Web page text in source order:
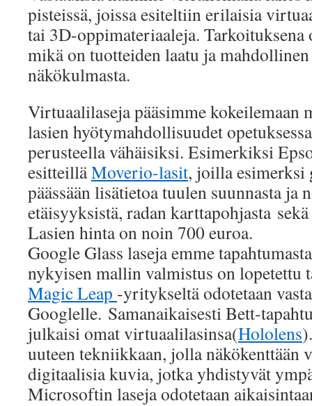
pisteissä, joissa esiteltiin erilaisia
tai 3D-oppimateriaaleja. Tarkoituksena
mikä on tuotteiden laatu ja
näkökulmasta.
Virtuaalilaseja pääsimme kokeilemaan
lasien hyötymahdollisuudet
perusteella vähäisiksi. Esimerkiksi
esitteilläMoverio-lasit, joilla esimerksi
päässään lisätietoa tuulen suunnasta ja
etäisyyksistä, radan karttapohjasta
Lasien hinta on noin 700 euroa.
Google Glass laseja emme
nykyisen mallin valmistus on lopetettu
Magic Leap -yritykseltä odotetaan
Googlelle. Samanaikaisesti Bett-
julkaisi omat virtuaalilasinsa(Hololens
uuteen tekniikkaan, jolla näkökenttään
digitaalisia kuvia, jotka yhdistyvät
Microsoftin laseja odotetaan